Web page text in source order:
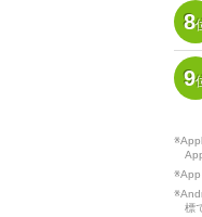
8
9
※App
標